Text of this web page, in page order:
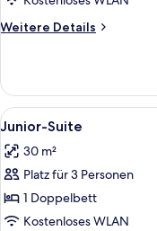
Weitere Details
Weitere
2 Schlafzimmer,
Verbindungszimmer
Alle
Fotos
für
Junior-
Suite
anzeigen
6
Junior-Suite
30 m²
Platz für 3 Personen
1 Doppelbett
Kostenloses WLAN